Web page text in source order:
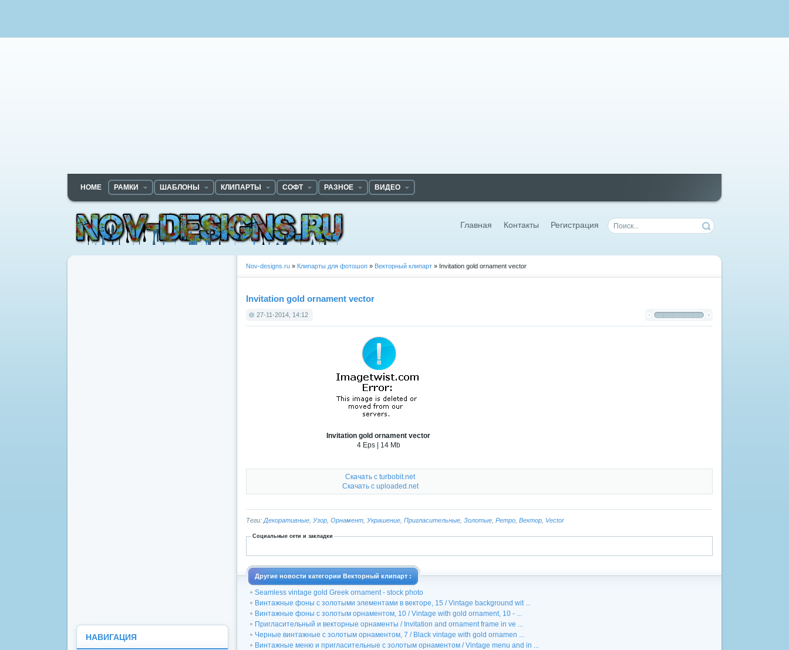
HOME РАМКИ ШАБЛОНЫ КЛИПАРТЫ СОФТ РАЗНОЕ ВИДЕО
Главная Контакты Регистрация
Nov-designs.ru » Клипарты для фотошоп » Векторный клипарт » Invitation gold ornament vector
Invitation gold ornament vector
27-11-2014, 14:12
Invitation gold ornament vector
4 Eps | 14 Mb
Скачать с turbobit.net
Скачать с uploaded.net
Теги: Декоративные Узор Орнамент Украшение Пригласительные Золотые Ретро Вектор Vector
Социальные сети и закладки
Другие новости категории Векторный клипарт :
Seamless vintage gold Greek ornament - stock photo
Винтажные фоны с золотыми элементами в векторе, 15 / Vintage background wit ...
Винтажные фоны с золотым орнаментом, 10 / Vintage with gold ornament, 10 - ...
Пригласительный и векторные орнаменты / Invitation and ornament frame in ve ...
Черные винтажные с золотым орнаментом, 7 / Black vintage with gold ornamen ...
Винтажные меню и пригласительные с золотым орнаментом / Vintage menu and in ...
НАВИГАЦИЯ